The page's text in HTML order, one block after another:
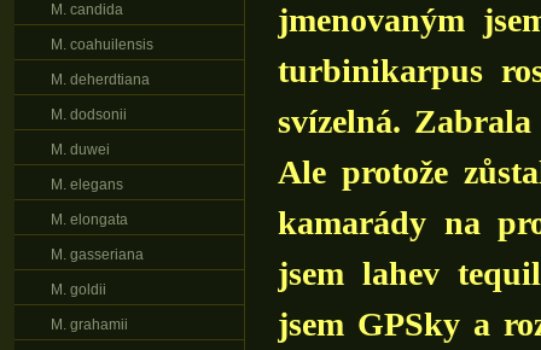
jmenovaným
turbinikarpus
svízelná.
Ale protože
kamarády na
jsem lahev
jsem GPSky a
M. candida
M. coahuilensis
M. deherdtiana
M. dodsonii
M. duwei
M. elegans
M. elongata
M. gasseriana
M. goldii
M. grahamii